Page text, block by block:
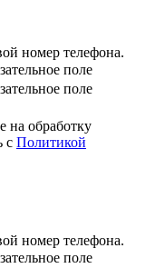
номер телефона.
поле
поле
на обработку
с Политикой
номер телефона.
поле